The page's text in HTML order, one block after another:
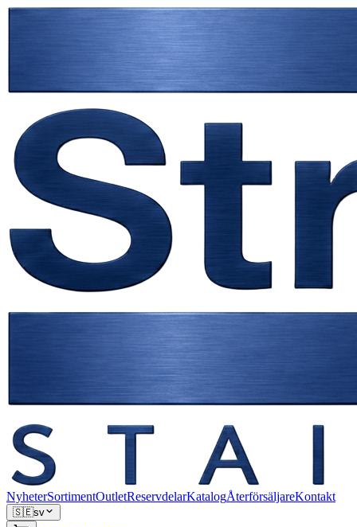
NyheterSortimentOutletReservdelarKatalogÅterförsäljareKontakt
🇸🇪sv